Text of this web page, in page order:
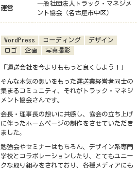
運営
一般社団法人トラック・マネジメ
ント協会（名古屋市中区）
WordPress コーディング
デザイン
ロゴ
企画 写真撮影
「運送会社を今よりももっと良くしよう！」
そんな本気の想いをもった運送業経営者同士の
集まるコミュニティ、それがトラック・マネジ
メント協会さんです。
会長・理事長の想いに共感し、協会の立ち上げ
に伴ったホームページの制作をさせていただき
ました。
勉強会やセミナーはもちろん、デザイン系専門
学校とコラボレーションしたり、とてもユニー
クな取り組みをされており、各種メディアにも